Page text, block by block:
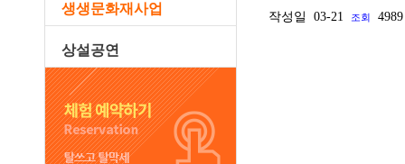
생생문화재사업
상설공연
작성일
03-21 조회 4989